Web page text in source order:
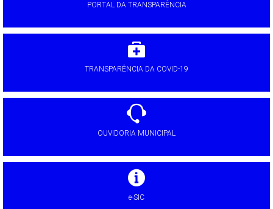
PORTAL DA TRANSPARÊNCIA
TRANSPARÊNCIA DA COVID-19
OUVIDORIA MUNICIPAL
e-SIC